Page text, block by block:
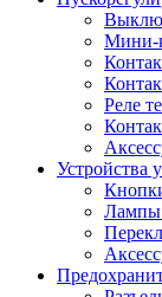
Мини-
Реле
Устройства
Лампы